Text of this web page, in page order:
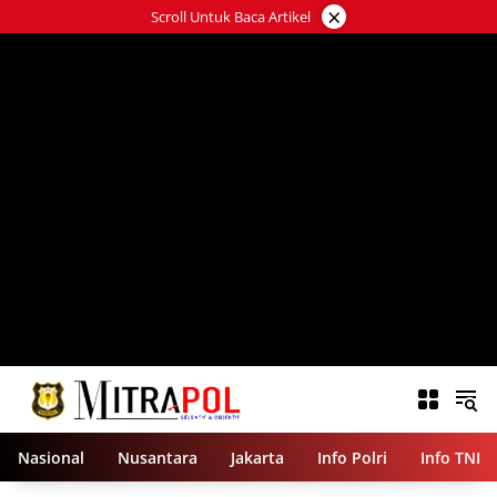
ke
Scroll Untuk Baca Artikel ×
Nasional Nusantara Jakarta Info Polri Info TNI